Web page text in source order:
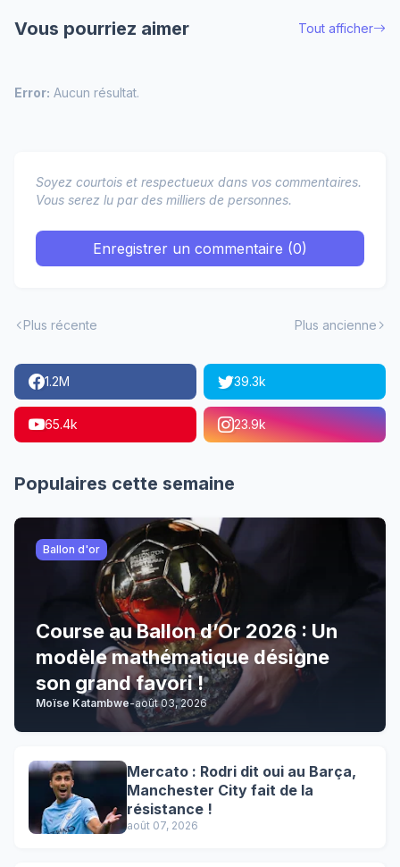
Vous pourriez aimer Tout afficher
Error: Aucun résultat.
Soyez courtois et respectueux dans vos commentaires.
Vous serez lu par des milliers de personnes.
Enregistrer un commentaire (0)
Plus récente Plus ancienne
1.2M 39.3k
65.4k 23.9k
Populaires cette semaine
Ballon d'or
Course au Ballon d’Or 2026 : Un
modèle mathématique désigne
son grand favori !
Moïse Katambwe-août 03, 2026
Mercato : Rodri dit oui au Barça,
Manchester City fait de la
résistance !
août 07, 2026